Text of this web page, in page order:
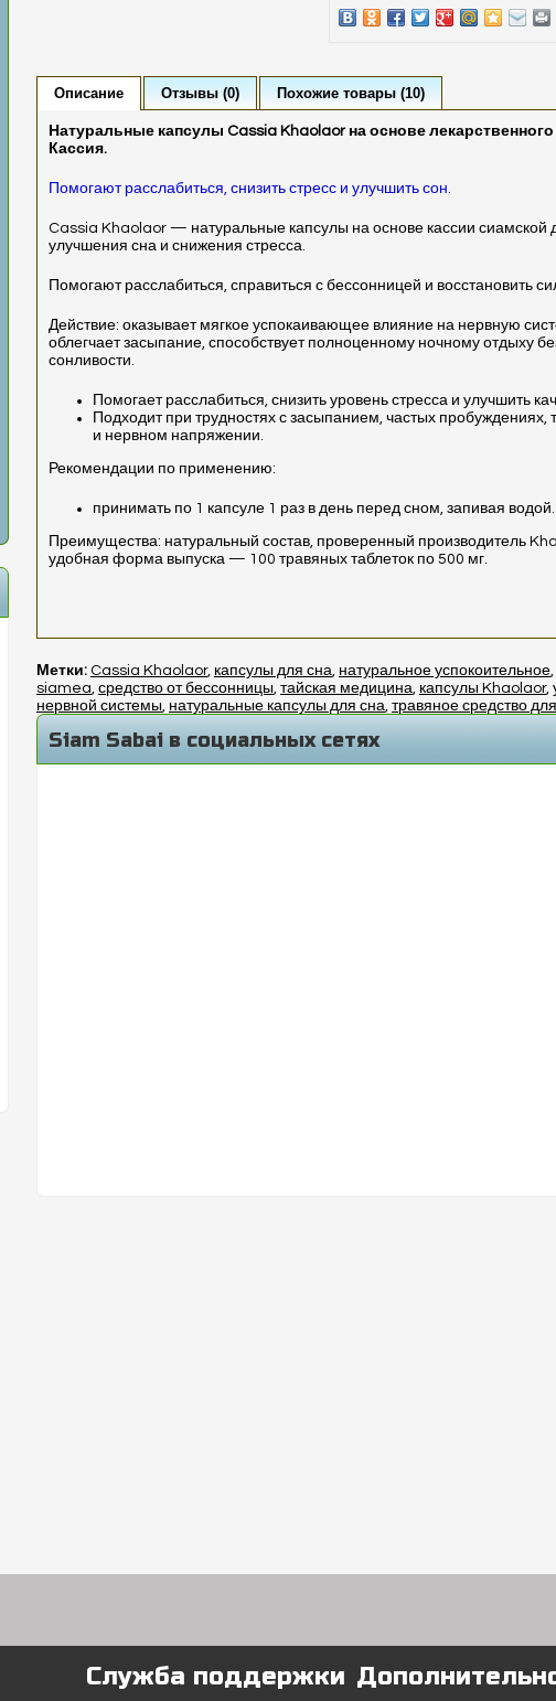
Описание Отзывы (0) Похожие товары (10)
Натуральные капсулы Cassia Khaolaor на основе
Кассия.
Помогают расслабиться, снизить стресс и улучшить сон.
Cassia Khaolaor — натуральные капсулы на основе кассии сиамской
улучшения сна и снижения стресса.
Помогают расслабиться, справиться с бессонницей и восстановить
Действие: оказывает мягкое успокаивающее влияние на нервную
облегчает засыпание, способствует полноценному ночному отдыху
сонливости.
Помогает расслабиться, снизить уровень стресса и улучшить
Подходит при трудностях с засыпанием, частых пробуждениях,
и нервном напряжении.
Рекомендации по применению:
принимать по 1 капсуле 1 раз в день перед сном, запивая водой.
Преимущества: натуральный состав, проверенный производитель
удобная форма выпуска — 100 травяных таблеток по 500 мг.
Метки: Cassia Khaolaor, капсулы для сна, натуральное успокоительное,
siamea, средство от бессонницы, тайская медицина, капсулы Khaolaor,
нервной системы, натуральные капсулы для сна, травяное средство
Siam Sabai в социальных сетях
Служба поддержки